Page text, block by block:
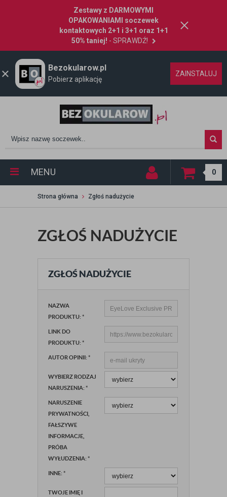
Zestawy z DARMOWYMI
OPAKOWANIAMI soczewek
kontaktowych 2+1 i 3+1 oraz 1+1
50% taniej! - SPRAWDŹ!
Bezokularow.pl
Pobierz aplikację
ZAINSTALUJ
MENU 0
Strona główna Zgłoś nadużycie
ZGŁOŚ NADUŻYCIE
ZGŁOŚ NADUŻYCIE
NAZWA
PRODUKTU: *
LINK DO
PRODUKTU: *
AUTOR OPINII: *
WYBIERZ RODZAJ
NARUSZENIA: *
NARUSZENIE
PRYWATNOŚCI,
FAŁSZYWE
INFORMACJE,
PRÓBA
WYŁUDZENIA: *
INNE: *
TWOJE IMIĘ I